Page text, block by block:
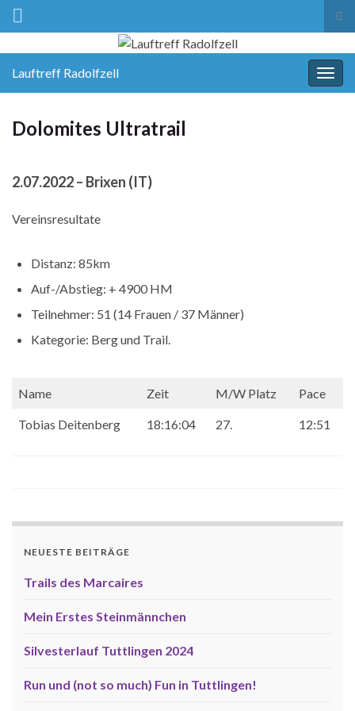
Lauftreff Radolfzell
Dolomites Ultratrail
2.07.2022 – Brixen (IT)
Vereinsresultate
Distanz: 85km
Auf-/Abstieg: + 4900 HM
Teilnehmer: 51 (14 Frauen / 37 Männer)
Kategorie: Berg und Trail.
Name Zeit M/W Platz Pace
Tobias Deitenberg 18:16:04 27. 12:51
NEUESTE BEITRÄGE
Trails des Marcaires
Mein Erstes Steinmännchen
Silvesterlauf Tuttlingen 2024
Run und (not so much) Fun in Tuttlingen!